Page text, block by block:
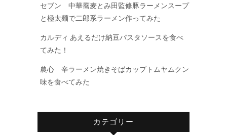
セブン 中華蕎麦とみ田監修豚ラーメンスープ
と極太麺で二郎系ラーメン作ってみた
カルディ あえるだけ納豆パスタソースを食べ
てみた！
農心 辛ラーメン焼きそばカップトムヤムクン
味を食べてみた
カテゴリー